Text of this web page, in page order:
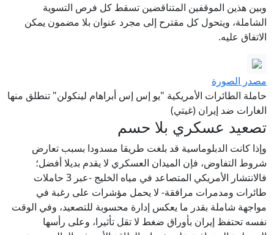
وبين هذين الموقفين المتناقضين تسقط كل فرص التسوية
الشاملة، ويتحول كل مقترح إلى مجرد عنوان بلا مضمون يمكن
الاتفاق عليه.
مصدر الصورة
حاملة الطائرات الأمريكية "يو إس إس أبراهام لينكولن" تنطلق منها
الغارات ضد إيران (غيتي)
تصعيد عسكري بلا حسم
وإذا كانت الدبلوماسية قد بلغت طريقا مسدودا بسبب تعارض
شروط التفاوض، فإن الميدان العسكري لا يقدم بديلا أفضل؛
فالانتشار الأمريكي المتصاعد في مياه الخليج -عبر 3 حاملات
طائرات ومدمرات مرافقة- لا يحمل مؤشرات على رغبة في
مواجهة شاملة بقدر ما يعكس إدارة محسوبة للتصعيد، وفي الوقت
نفسه تحتفظ إيران بأوراق ضغط لا تقل تأثيرا، وعلى رأسها